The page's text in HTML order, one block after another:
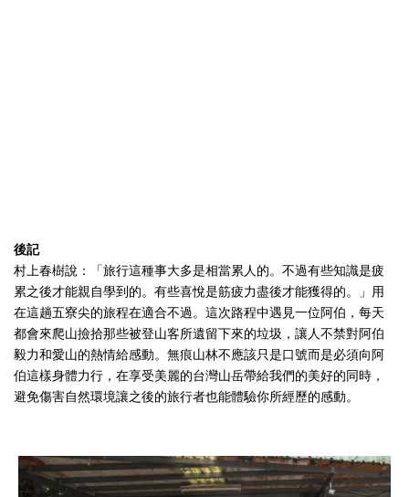
後記
村上春樹說：「旅行這種事大多是相當累人的。不過有些知識是疲
累之後才能親自學到的。有些喜悅是筋疲力盡後才能獲得的。」用
在這趟五寮尖的旅程在適合不過。這次路程中遇見一位阿伯，每天
都會來爬山撿拾那些被登山客所遺留下來的垃圾，讓人不禁對阿伯
毅力和愛山的熱情給感動。無痕山林不應該只是口號而是必須向阿
伯這樣身體力行，在享受美麗的台灣山岳帶給我們的美好的同時，
避免傷害自然環境讓之後的旅行者也能體驗你所經歷的感動。